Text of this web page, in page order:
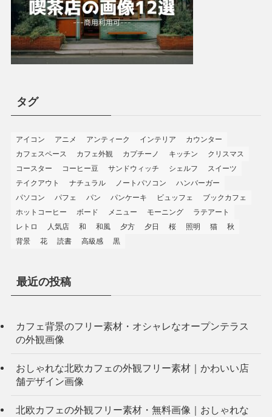
タグ
アイコン アニメ アンティーク インテリア
カウンター
カフェスペース
カフェ外観 カプチーノ キッチン
クリスマス
コースター
コーヒー豆 サンドウィッチ シェルフ
スイーツ
テイクアウト
ナチュラル ノートパソコン
ハンバーガー
パソコン
パフェ パン パンケーキ ビュッフェ
ブックカフェ
ホットコーヒー
ボード メニュー モーニング
ラテアート
レトロ
人気店 和 和風 夕方 夕日 桜 照明 猫
秋
背景
花 読書 高級感 黒
最近の投稿
カフェ背景のフリー素材・オシャレなオープンテラス
の外観画像
おしゃれな北欧カフェの外観フリー素材｜かわいい店
舗デザイン画像
北欧カフェの外観フリー素材・無料画像｜おしゃれな